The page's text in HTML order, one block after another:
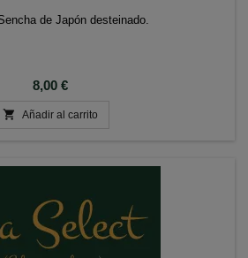
de Japón desteinado.
Precio
8,00 €
 Añadir al carrito